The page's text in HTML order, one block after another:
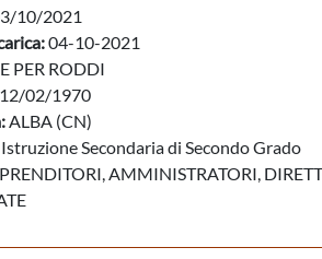
10/2021
04-10-2021
PER RODDI
12/02/1970
ALBA (CN)
Istruzione Secondaria di Secondo Grado
AMMINISTRATORI,